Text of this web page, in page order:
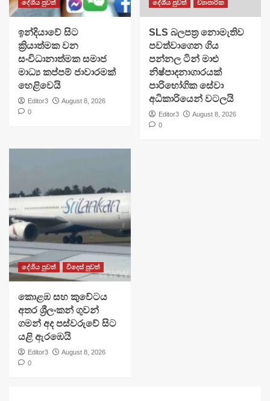
දේශීය පුවත්
​ඉන්දියාවේ සිට
ක්‍රියාත්මක වන
සංවිධානාත්මක සමාජ
මාධ්‍ය කප්පම් ජාවාරමක්
හෙළිවෙයි
Editor3
August 8, 2026
0
දේශීය පුවත් ව්‍යාපාරික
SLS බලපත්‍ර නොමැතිව
පවත්වාගෙන ගිය
පන්නල ටින් මාළු
නිෂ්පාදනාගාරයක්
පාරිභෝගික සේවා
අධිකාරියෙන් වටලයි
Editor3
August 8, 2026
0
දේශීය පුවත් විදෙස් පුවත්
​කොළඹ සහ කුවේටය
අතර ශ්‍රීලංකන් ගුවන්
ගමන් අද පස්වරුවේ සිට
යළි ඇරඹෙයි
Editor3
August 8, 2026
0